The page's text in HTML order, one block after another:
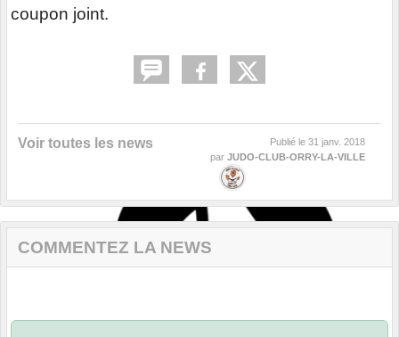
coupon joint.
Voir toutes les news Publié le 31 janv. 2018
par JUDO-CLUB-ORRY-LA-VILLE
COMMENTEZ LA NEWS